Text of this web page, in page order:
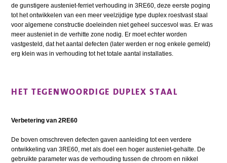
de gunstigere austeniet-ferriet verhouding in 3RE60, deze eerste poging
tot het ontwikkelen van een meer veelzijdige type duplex roestvast staal
voor algemene constructie doeleinden niet geheel succesvol was. Er was
meer austeniet in de verhitte zone nodig. Er moet echter worden
vastgesteld, dat het aantal defecten (later werden er nog enkele gemeld)
erg klein was in verhouding tot het totale aantal installaties.
HET TEGENWOORDIGE DUPLEX STAAL
Verbetering van 2RE60
De boven omschreven defecten gaven aanleiding tot een verdere
ontwikkeling van 3RE60, met als doel een hoger austeniet-gehalte. De
gebruikte parameter was de verhouding tussen de chroom en nikkel